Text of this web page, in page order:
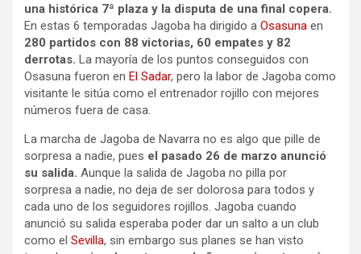
una histórica 7ª plaza y la disputa de una final copera.
En estas 6 temporadas Jagoba ha dirigido a Osasuna en
280 partidos con 88 victorias, 60 empates y 82
derrotas. La mayoría de los puntos conseguidos con
Osasuna fueron en El Sadar, pero la labor de Jagoba como
visitante le sitúa como el entrenador rojillo con mejores
números fuera de casa.
La marcha de Jagoba de Navarra no es algo que pille de
sorpresa a nadie, pues el pasado 26 de marzo anunció
su salida. Aunque la salida de Jagoba no pilla por
sorpresa a nadie, no deja de ser dolorosa para todos y
cada uno de los seguidores rojillos. Jagoba cuando
anunció su salida esperaba poder dar un salto a un club
como el Sevilla, sin embargo sus planes se han visto